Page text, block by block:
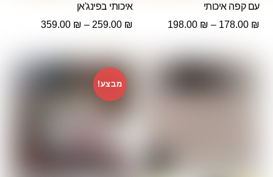
עם קפה איכותי
178.00 ₪
–
198.00 ₪
⁦178.00 ₪⁩
איכותי בפינג'אן
259.00 ₪
–
359.00 ₪
טווח
מבצע!